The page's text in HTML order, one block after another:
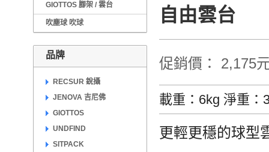
GIOTTOS 腳架 / 雲台
吹塵球 吹球
品牌
RECSUR 銳攝
JENOVA 吉尼佛
GIOTTOS
UNDFIND
SITPACK
自由雲台
促銷價： 2,175
載重：6kg 淨重：
更輕更穩的球型